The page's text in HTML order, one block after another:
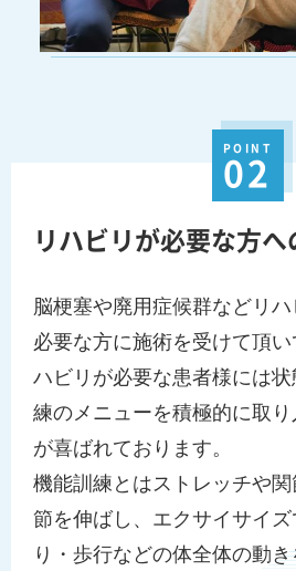
POINT
02
リハビリが必要な方へ
脳梗塞や廃用症候群などリ
必要な方に施術を受けて頂
ハビリが必要な患者様には
練のメニューを積極的に取
が喜ばれております。
機能訓練とはストレッチや
節を伸ばし、エクサイサイ
り・歩行などの体全体の動